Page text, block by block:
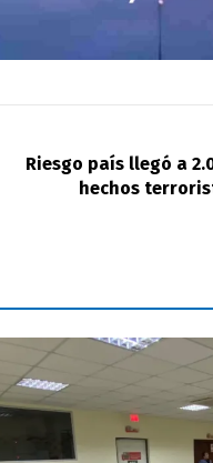
Riesgo país llegó a
hechos